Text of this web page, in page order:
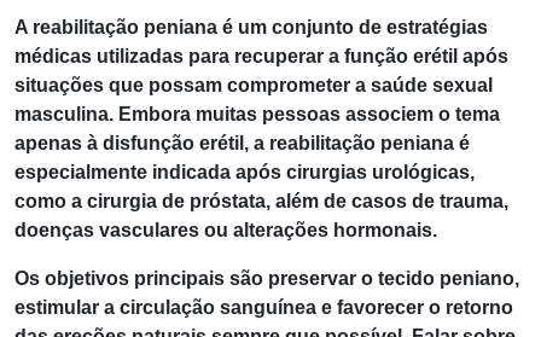
A reabilitação peniana é um conjunto de estratégias
médicas utilizadas para recuperar a função erétil após
situações que possam comprometer a saúde sexual
masculina. Embora muitas pessoas associem o tema
apenas à disfunção erétil, a reabilitação peniana é
especialmente indicada após cirurgias urológicas,
como a cirurgia de próstata, além de casos de trauma,
doenças vasculares ou alterações hormonais.
Os objetivos principais são preservar o tecido peniano,
estimular a circulação sanguínea e favorecer o retorno